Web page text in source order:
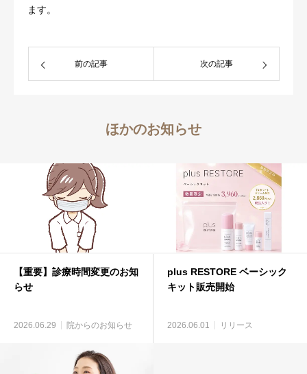
ます。
前の記事 次の記事
ほかのお知らせ
【重要】診療時間変更のお知
らせ
2026.06.29 院からのお知らせ
plus RESTORE ベーシック
キット販売開始
2026.06.01 リリース